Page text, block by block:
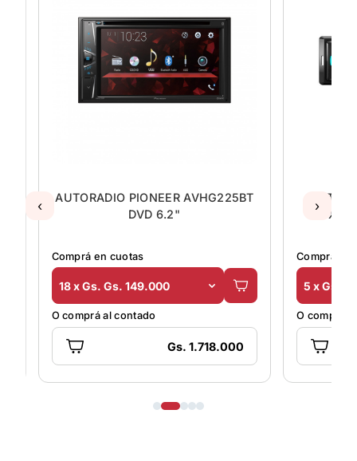
AUTORADIO PIONEER AVHG225BT
DVD 6.2"
Comprá en cuotas
18 x Gs. Gs. 149.000
O comprá al contado
Gs. 1.718.000
Comprá en
5 x Gs.
O comprá
‹ ›